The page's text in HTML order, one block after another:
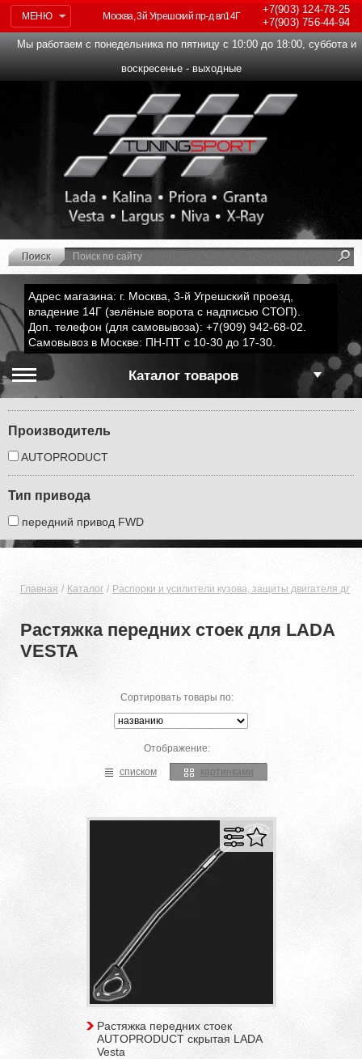
МЕНЮ
+7(903)124-78-25
+7(903)756-44-94
Москва, 3й Угрешский пр-д вл14Г
Мы работаем с понедельника по пятницу с 10:00 до 18:00, суббота и
воскресенье - выходные
Адрес магазина: г. Москва, 3-й Угрешский проезд,
владение 14Г (зелёные ворота с надписью СТОП).
Доп. телефон (для самовывоза): +7(909) 942-68-02.
Самовывоз в Москве: ПН-ПТ с 10-30 до 17-30.
Каталог товаров
Производитель
AUTOPRODUCT
Тип привода
передний привод FWD
Главная Каталог Распорки и усилители кузова, защиты двигателя
Растяжка передних стоек для LADA
VESTA
Сортировать товары по:
Отображение:
списком картинками
Растяжка передних стоек
AUTOPRODUCT скрытая LADA
Vesta